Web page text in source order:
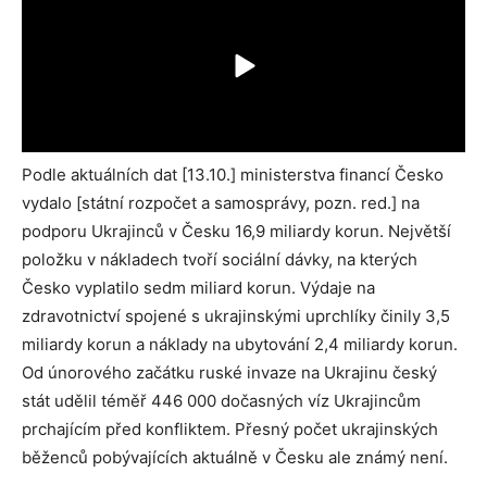
Podle aktuálních dat [13.10.] ministerstva financí Česko
vydalo [státní rozpočet a samosprávy, pozn. red.] na
podporu Ukrajinců v Česku 16,9 miliardy korun. Největší
položku v nákladech tvoří sociální dávky, na kterých
Česko vyplatilo sedm miliard korun. Výdaje na
zdravotnictví spojené s ukrajinskými uprchlíky činily 3,5
miliardy korun a náklady na ubytování 2,4 miliardy korun.
Od únorového začátku ruské invaze na Ukrajinu český
stát udělil téměř 446 000 dočasných víz Ukrajincům
prchajícím před konfliktem. Přesný počet ukrajinských
běženců pobývajících aktuálně v Česku ale známý není.